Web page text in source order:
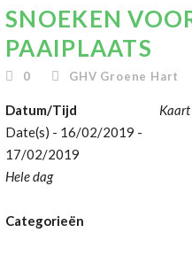
SNOEKEN
PAAIPLAATS
0 GHV Groene Hart
Datum/Tijd
Date(s) - 16/02/2019 -
17/02/2019
Hele dag
Categorieën